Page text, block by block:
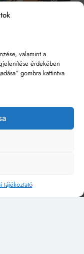
valamint a
érdekében
gombra kattintva
tájékoztató